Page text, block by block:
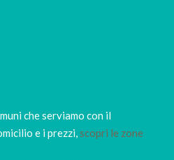
che serviamo con il
e i prezzi,scopri le zone